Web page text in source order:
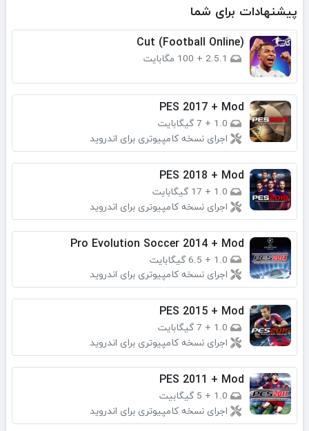
پیشنهادات برای شما
(Cut (Football Online
2.5.1
+ 100 مگابایت
PES 2017 + Mod
1.0
+ 7 گیگابایت
اجرای نسخه کامپیوتری برای اندروید
PES 2018 + Mod
1.0
+ 17 گیگابایت
اجرای نسخه کامپیوتری برای اندروید
Pro Evolution Soccer 2014 + Mod
1.0
+ 6.5 گیگابایت
اجرای نسخه کامپیوتری برای اندروید
PES 2015 + Mod
1.0
+ 7 گیگابایت
اجرای نسخه کامپیوتری برای اندروید
PES 2011 + Mod
1.0
+ 5 گیگابیت
اجرای نسخه کامپیوتری برای اندروید